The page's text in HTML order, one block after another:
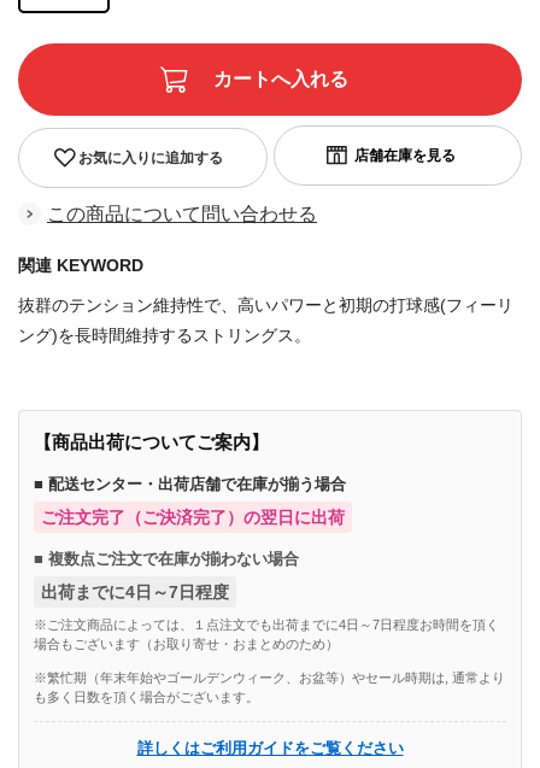
お気に入りに追加する
この商品について問い合わせる
関連 KEYWORD
抜群のテンション維持性で、高いパワーと初期の打球感(フィーリ
ング)を長時間維持するストリングス。
【商品出荷についてご案内】
■ 配送センター・出荷店舗で在庫が揃う場合
ご注文完了（ご決済完了）の翌日に出荷
■ 複数点ご注文で在庫が揃わない場合
出荷までに4日～7日程度
※ご注文商品によっては、１点注文でも出荷までに4日～7日程度お時間を頂く
場合もございます（お取り寄せ・おまとめのため）
※繁忙期（年末年始やゴールデンウィーク、お盆等）やセール時期は, 通常より
も多く日数を頂く場合がございます。
詳しくはご利用ガイドをご覧ください